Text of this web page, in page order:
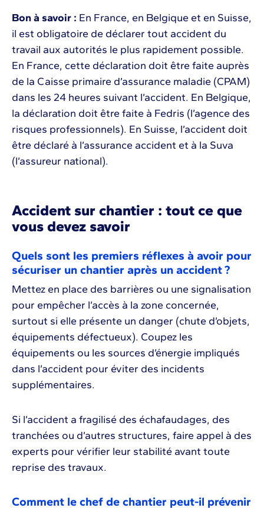
Bon à savoir : En France, en Belgique et en Suisse,
il est obligatoire de déclarer tout accident du
travail aux autorités le plus rapidement possible.
En France, cette déclaration doit être faite auprès
de la Caisse primaire d’assurance maladie (CPAM)
dans les 24 heures suivant l’accident. En Belgique,
la déclaration doit être faite à Fedris (l’agence des
risques professionnels). En Suisse, l’accident doit
être déclaré à l’assurance accident et à la Suva
(l’assureur national).
Accident sur chantier : tout ce que
vous devez savoir
Quels sont les premiers réflexes à avoir pour
sécuriser un chantier après un accident ?
Mettez en place des barrières ou une signalisation
pour empêcher l’accès à la zone concernée,
surtout si elle présente un danger (chute d’objets,
équipements défectueux). Coupez les
équipements ou les sources d’énergie impliqués
dans l’accident pour éviter des incidents
supplémentaires.
Si l’accident a fragilisé des échafaudages, des
tranchées ou d’autres structures, faire appel à des
experts pour vérifier leur stabilité avant toute
reprise des travaux.
Comment le chef de chantier peut-il prévenir